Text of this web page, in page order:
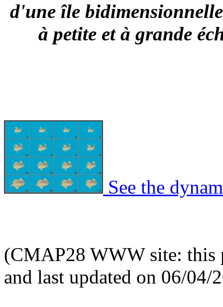
d'une île
à petite et à grande
See the
(CMAP28 WWW site: this
and last updated on 06/04/